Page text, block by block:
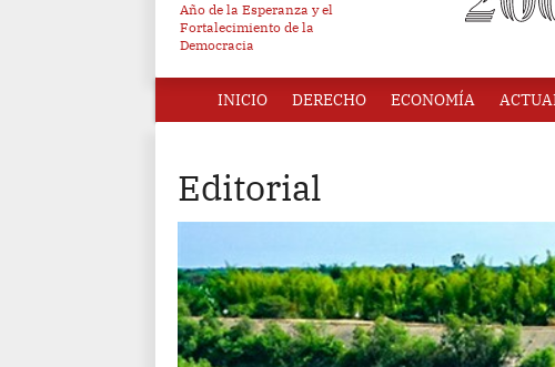
Año de la Esperanza y el
Fortalecimiento de la
Democracia
INICIO DERECHO ECONOMÍA
Editorial